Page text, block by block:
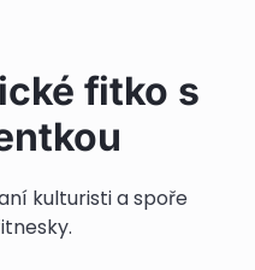
fitko s
kulturisti a spoře